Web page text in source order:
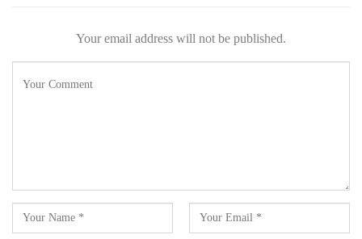
Your email address will not be published.